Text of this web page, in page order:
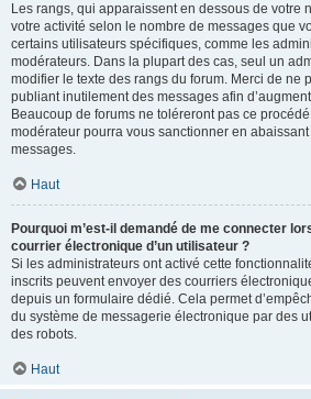
Les rangs, qui apparaissent en dessous de votre
votre activité selon le nombre de messages que
certains utilisateurs spécifiques, comme les
modérateurs. Dans la plupart des cas, seul un
modifier le texte des rangs du forum. Merci de ne
publiant inutilement des messages afin
Beaucoup de forums ne toléreront pas ce
modérateur pourra vous sanctionner en
messages.
Haut
Pourquoi m’est-il demandé de me connecter
courrier électronique d’un utilisateur ?
Si les administrateurs ont activé cette
inscrits peuvent envoyer des courriers
depuis un formulaire dédié. Cela permet
du système de messagerie électronique par des
des robots.
Haut